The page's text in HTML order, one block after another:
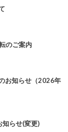
のご案内
お知らせ（2026年
らせ(変更)